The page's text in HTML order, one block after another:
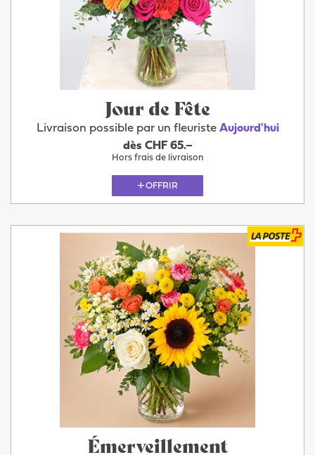
Jour de Fête
Livraison possible par un fleuriste Aujourd'hui
dès CHF 65.–
Hors frais de livraison
OFFRIR
Émerveillement